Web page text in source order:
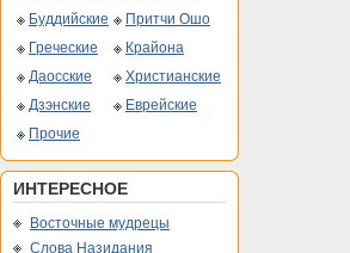
Буддийские
Притчи Ошо
Греческие
Крайона
Даосские
Христианские
Дзэнские
Еврейские
Прочие
ИНТЕРЕСНОЕ
Восточные мудрецы
Слова Назидания